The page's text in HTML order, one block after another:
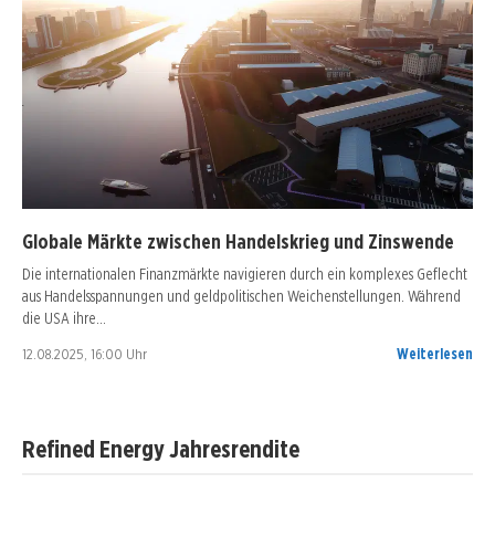
Globale Märkte zwischen Handelskrieg und Zinswende
Die internationalen Finanzmärkte navigieren durch ein komplexes Geflecht
aus Handelsspannungen und geldpolitischen Weichenstellungen. Während
die USA ihre…
12.08.2025, 16:00 Uhr Weiterlesen
Refined Energy Jahresrendite